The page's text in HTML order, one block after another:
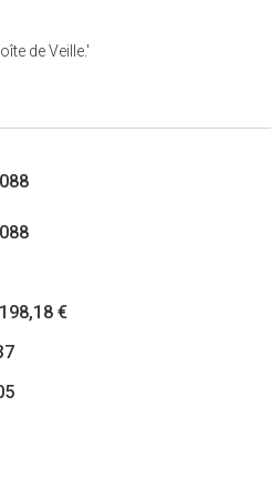
de Veille.'
€